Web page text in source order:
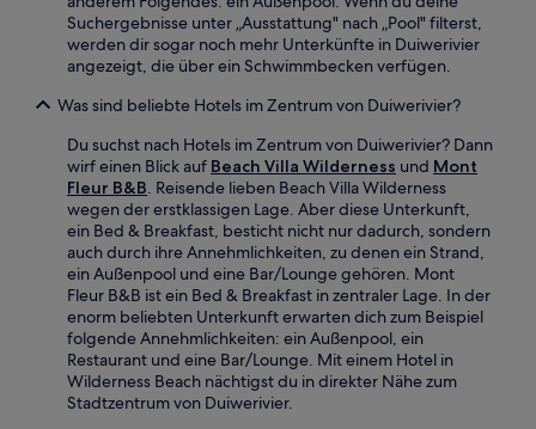
Suchergebnisse unter „Ausstattung" nach „Pool" filterst,
werden dir sogar noch mehr Unterkünfte in Duiwerivier
angezeigt, die über ein Schwimmbecken verfügen.
Was sind beliebte Hotels im Zentrum von Duiwerivier?
Du suchst nach Hotels im Zentrum von Duiwerivier? Dann
wirf einen Blick auf Beach Villa Wilderness und Mont
Fleur B&B. Reisende lieben Beach Villa Wilderness
wegen der erstklassigen Lage. Aber diese Unterkunft,
ein Bed & Breakfast, besticht nicht nur dadurch, sondern
auch durch ihre Annehmlichkeiten, zu denen ein Strand,
ein Außenpool und eine Bar/Lounge gehören. Mont
Fleur B&B ist ein Bed & Breakfast in zentraler Lage. In der
enorm beliebten Unterkunft erwarten dich zum Beispiel
folgende Annehmlichkeiten: ein Außenpool, ein
Restaurant und eine Bar/Lounge. Mit einem Hotel in
Wilderness Beach nächtigst du in direkter Nähe zum
Stadtzentrum von Duiwerivier.